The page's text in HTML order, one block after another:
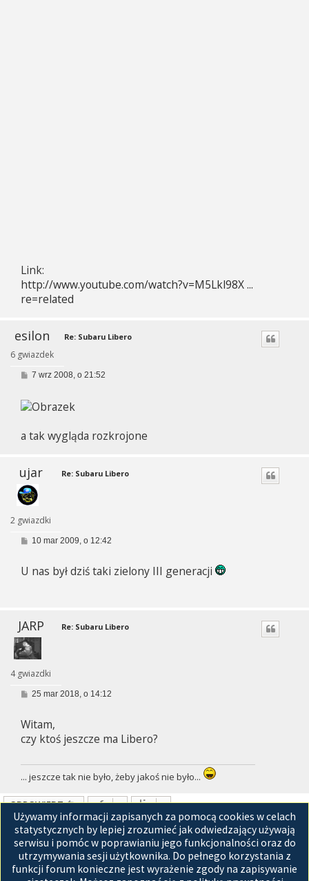
Link:
http://www.youtube.com/watch?v=M5Lkl98X ...
re=related
esilon
6 gwiazdek
Re: Subaru Libero
P
t
7 wrz 2008, o 21:52
a tak wygląda rozkrojone
ujar
2 gwiazdki
Re: Subaru Libero
P10 mar 2009, o 12:42
U nas był dziś taki zielony III generacji
JARP
4 gwiazdki
Re: Subaru Libero
P
t
25 mar 2018, o 14:12
Witam,
czy ktoś jeszcze ma Libero?
... jeszcze tak nie było, żeby jakoś nie było...
ODPOWIEDZ
Posty: 13 • Strona1z1
Przejdź do
Używamy informacji zapisanych za pomocą cookies w celach
statystycznych by lepiej zrozumieć jak odwiedzający używają
serwisu i pomóc w poprawianiu jego funkcjonalności oraz do
utrzymywania sesji użytkownika. Do pełnego korzystania z
funkcji forum konieczne jest wyrażenie zgody na zapisywanie
Strona główna